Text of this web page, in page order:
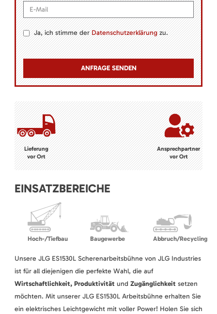
Ja, ich stimme derDatenschutzerklärungzu.
Lieferung
vor Ort
Ansprechpartner
vor Ort
EINSATZBEREICHE
Hoch-/Tiefbau Baugewerbe Abbruch/Recycling
Unsere JLG ES1530L Scherenarbeitsbühne von JLG Industries
ist für all diejenigen die perfekte Wahl, die auf
Wirtschaftlichkeit, Produktivität und Zugänglichkeit setzen
möchten. Mit unserer JLG ES1530L Arbeitsbühne erhalten Sie
ein elektrisches Leichtgewicht mit voller Power! Holen Sie sich